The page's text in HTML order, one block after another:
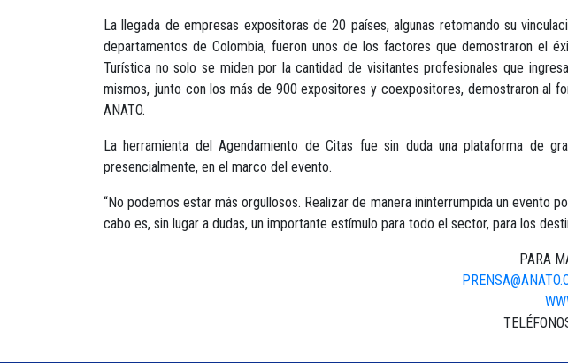
La llegada de empresas expositoras de 20 países, algunas retomando su
departamentos de Colombia, fueron unos de los factores que demostraron el
Turística no solo se miden por la cantidad de visitantes profesionales que
mismos, junto con los más de 900 expositores y coexpositores, demostraron al
ANATO.
La herramienta del Agendamiento de Citas fue sin duda una plataforma de
presencialmente, en el marco del evento.
“No podemos estar más orgullosos. Realizar de manera ininterrumpida un evento
cabo es, sin lugar a dudas, un importante estímulo para todo el sector, para los
PARA